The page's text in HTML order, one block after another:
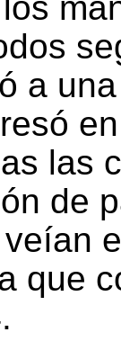
a
las
de
que